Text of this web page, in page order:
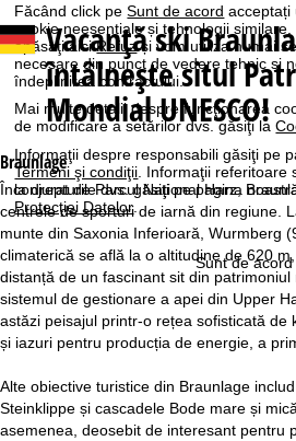
Făcând click peSunt de acord acceptați
cookie neesențiale și tehnologii
apăsaţi aiciRefuzși vom utiliza numai
necesare din punct de vedere tehnic și
îndeplinirea contractului.
Mai multe detalii despre funcţionarea
de modificare a setărilor dvs. găsiţi la
Informaţii despre responsabili găsiţi pe
Termeni şi condiţii . Informaţii
la drepturile dvs. găsiţi pe pagina
Protecţiei Datelor.
Sunt de acord
c
a
s
ă
Vacanță ski
întâlnește situl
Mondial UNESCO!
Braunlage
Înconjurat de Parcul Național Harz,
centrele de sporturi de iarnă din regiune.
munte din Saxonia Inferioară, Wurmberg
climaterică se află la o altitudine de 620
distanță de un fascinant sit din patrimoniul
sistemul de gestionare a apei din Upper
astăzi peisajul printr-o rețea sofisticată de
și iazuri pentru producția de energie, a
Alte obiective turistice din Braunlage
Steinklippe și cascadele Bode mare și
asemenea, deosebit de interesant pentru